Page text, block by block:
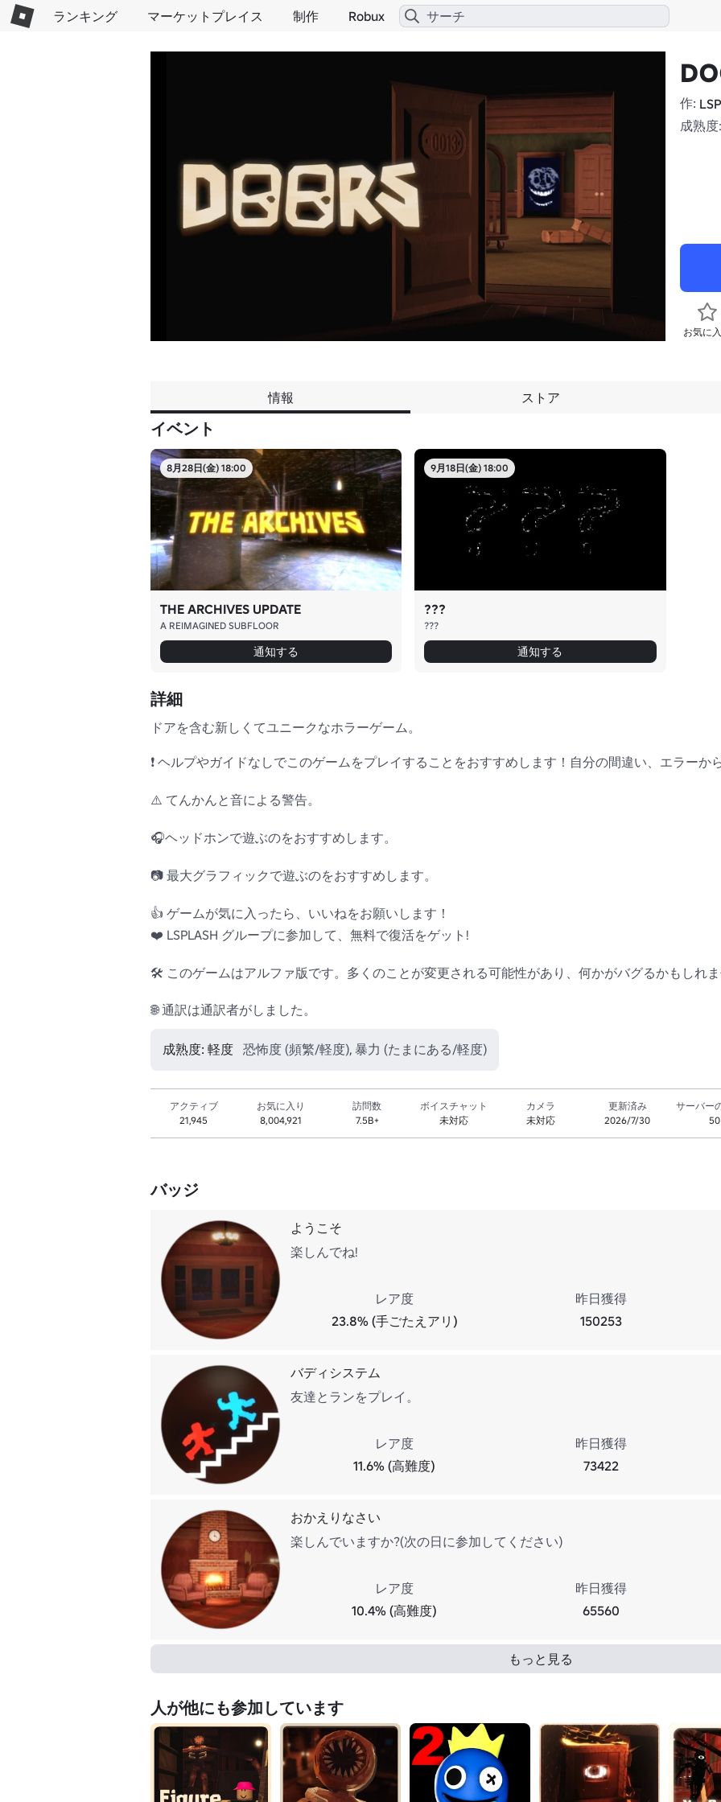
ランキング マーケットプレイス 制作 Robux
作:
成熟
お気に
情報 ストア
イベント
8月28日(金) 18:00
THE ARCHIVES UPDATE
A REIMAGINED SUBFLOOR
通知する
9月18日(金) 18:00
???
???
通知する
詳細
ドアを含む新しくてユニークなホラーゲーム。
❗ ヘルプやガイドなしでこのゲームをプレイすることをおすすめします！自分の間違い、エラーか
⚠️ てんかんと音による警告。
🎧ヘッドホンで遊ぶのをおすすめします。
📷 最大グラフィックで遊ぶのをおすすめします。
👍 ゲームが気に入ったら、いいねをお願いします！
❤️ LSPLASH グループに参加して、無料で復活をゲット!
🛠️ このゲームはアルファ版です。多くのことが変更される可能性があり、何かがバグるかもしれ
🌐 通訳は通訳者がしました。
成熟度: 軽度 恐怖度 (頻繁/軽度), 暴力 (たまにある/軽度)
アクティブ
21,945
お気に入り
8,004,921
訪問数
7.5B+
ボイスチャット
未対応
カメラ
未対応
更新済み
2026/7/30
サーバー
50
バッジ
ようこそ
楽しんでね!
レア度
23.8% (手ごたえアリ)
昨日獲得
150253
バディシステム
友達とランをプレイ。
レア度
11.6% (高難度)
昨日獲得
73422
おかえりなさい
楽しんでいますか?(次の日に参加してください)
レア度
10.4% (高難度)
昨日獲得
65560
もっと見る
人が他にも参加しています